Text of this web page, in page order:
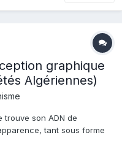
graphique
Algériennes)
son ADN de
tant sous forme